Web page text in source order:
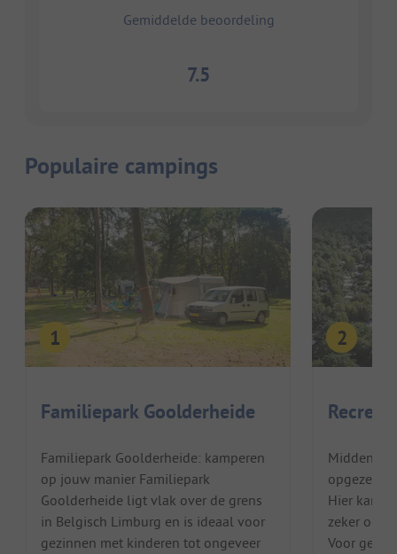
Gemiddelde beoordeling
7.5
Populaire campings
Familiepark Goolderheide
Familiepark Goolderheide: kamperen
op jouw manier Familiepark
Goolderheide ligt vlak over de grens
in Belgisch Limburg en is ideaal voor
gezinnen met kinderen tot ongeveer
Midden in
opgezette
Hier kan
zeker ook
Voor